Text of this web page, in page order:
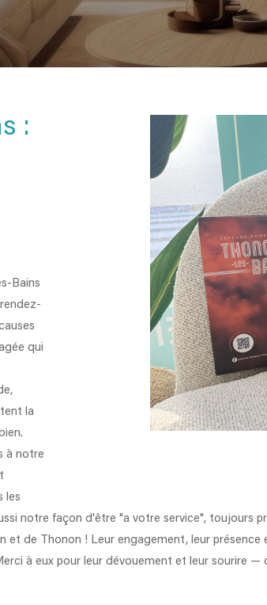
:
Bains
qui
la
à notre
les
notre façon d'être "a votre service", toujours
et de Thonon ! Leur engagement, leur
à eux pour leur dévouement et leur sourire —